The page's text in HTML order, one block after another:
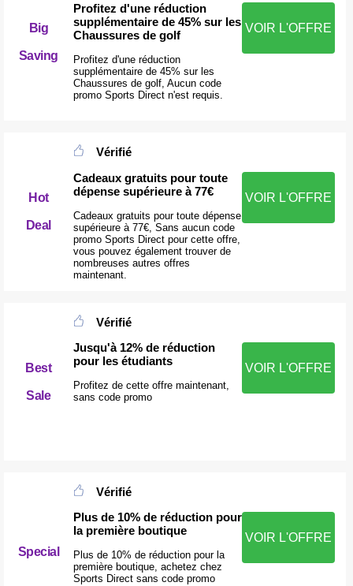
Big
Saving
Profitez d'une réduction
supplémentaire de 45% sur les
Chaussures de golf
Profitez d'une réduction
supplémentaire de 45% sur les
Chaussures de golf, Aucun code
promo Sports Direct n'est requis.
VOIR L'OFFRE
Hot
Deal
Vérifié
Cadeaux gratuits pour toute
dépense supérieure à 77€
Cadeaux gratuits pour toute dépense
supérieure à 77€, Sans aucun code
promo Sports Direct pour cette offre,
vous pouvez également trouver de
nombreuses autres offres
maintenant.
VOIR L'OFFRE
Best
Sale
Vérifié
Jusqu'à 12% de réduction
pour les étudiants
Profitez de cette offre maintenant,
sans code promo
VOIR L'OFFRE
Special
Vérifié
Plus de 10% de réduction pour
la première boutique
Plus de 10% de réduction pour la
première boutique, achetez chez
Sports Direct sans code promo
VOIR L'OFFRE